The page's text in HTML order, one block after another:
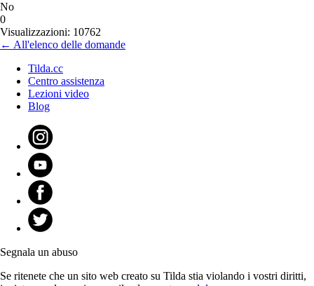
No
0
Visualizzazioni: 10762
← All'elenco delle domande
Tilda.cc
Centro assistenza
Lezioni video
Blog
Segnala un abuso
Se ritenete che un sito web creato su Tilda stia violando i vostri diritti,